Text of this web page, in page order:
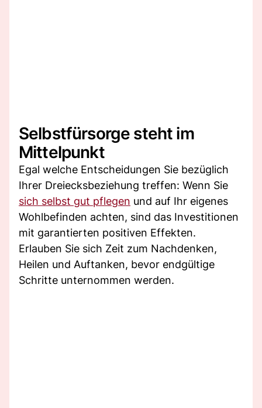
Selbstfürsorge steht im
Mittelpunkt
Egal welche Entscheidungen Sie bezüglich
Ihrer Dreiecksbeziehung treffen: Wenn Sie
sich selbst gut pflegen und auf Ihr eigenes
Wohlbefinden achten, sind das Investitionen
mit garantierten positiven Effekten.
Erlauben Sie sich Zeit zum Nachdenken,
Heilen und Auftanken, bevor endgültige
Schritte unternommen werden.